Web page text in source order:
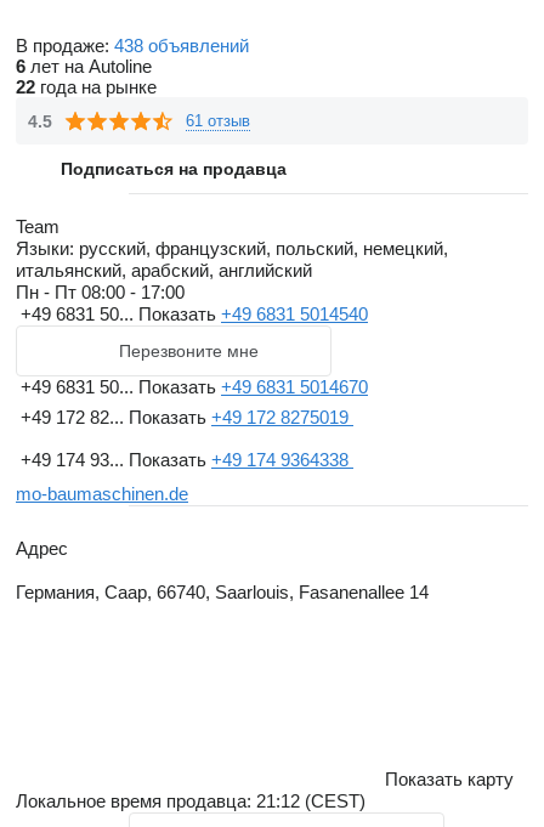
В продаже: 438 объявлений
6 лет на Autoline
22 года на рынке
4.5 61 отзыв
Подписаться на продавца
Team
Языки: русский, французский, польский, немецкий,
итальянский, арабский, английский
Пн - Пт 08:00 - 17:00
+49 6831 50... Показать +49 6831 5014540
Перезвоните мне
+49 6831 50... Показать +49 6831 5014670
+49 172 82... Показать +49 172 8275019
+49 174 93... Показать +49 174 9364338
mo-baumaschinen.de
Адрес
Германия, Саар, 66740, Saarlouis, Fasanenallee 14
Показать карту
Локальное время продавца: 21:12 (CEST)